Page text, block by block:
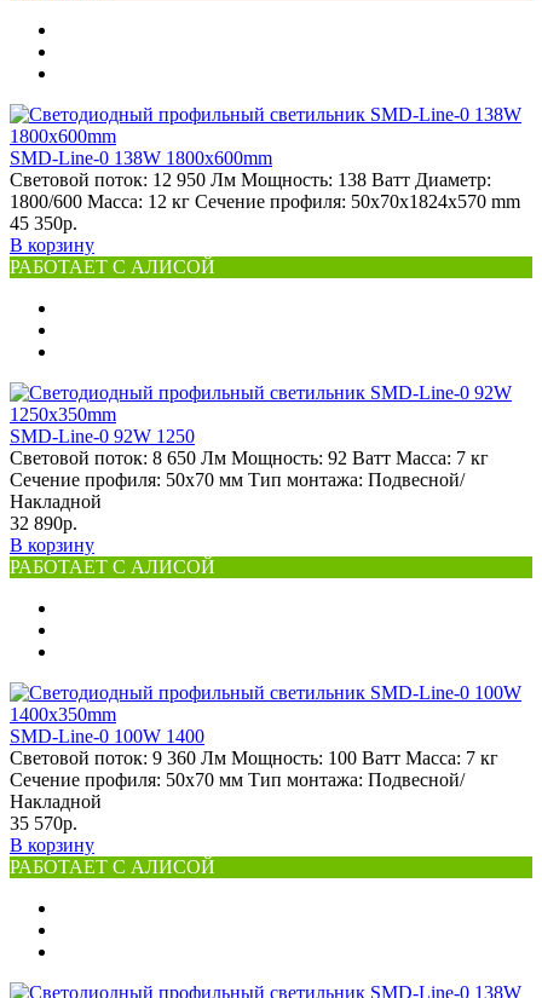
SMD-Line-0 138W 1800х600mm
Световой поток: 12 950 Лм Мощность: 138 Ватт Диаметр:
1800/600 Масса: 12 кг Сечение профиля: 50х70х1824х570 mm
45 350р.
В корзину
РАБОТАЕТ С АЛИСОЙ
SMD-Line-0 92W 1250
Световой поток: 8 650 Лм Мощность: 92 Ватт Масса: 7 кг
Сечение профиля: 50х70 мм Тип монтажа: Подвесной/
Накладной
32 890р.
В корзину
РАБОТАЕТ С АЛИСОЙ
SMD-Line-0 100W 1400
Световой поток: 9 360 Лм Мощность: 100 Ватт Масса: 7 кг
Сечение профиля: 50х70 мм Тип монтажа: Подвесной/
Накладной
35 570р.
В корзину
РАБОТАЕТ С АЛИСОЙ